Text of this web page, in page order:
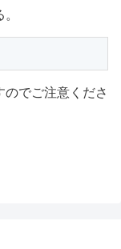
のでご注意くださ